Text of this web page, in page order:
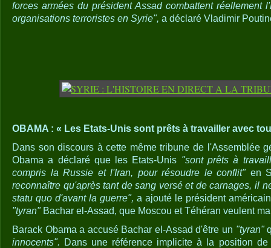
forces armées du président Assad combattent réellement
organisations terroristes en Syrie", a déclaré Vladimir
OBAMA : « Les Etats-Unis sont prêts à travailler avec
Dans son discours à cette même tribune de l'Assemblée
Obama a déclaré que les Etats-Unis "sont prêts à
compris la Russie et l'Iran, pour résoudre le conflit" en
reconnaître qu'après tant de sang versé et de carnages, il
statu quo d'avant la guerre", a ajouté le président
"tyran"Bachar el-Assad, que Moscou et Téhéran veulent
Barack Obama a accusé Bachar el-Assad d'être un "tyran"
innocents". Dans une référence implicite à la position